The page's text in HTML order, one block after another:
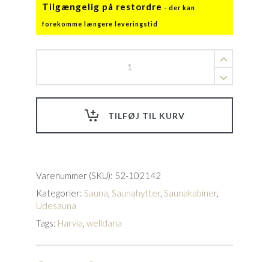
Tilgængelig på restordre
Klar
Virta
10.8kW
ovn
quantity
TILFØJ TIL KURV
Varenummer (SKU): 52-102142
Kategorier: Sauna Saunahytter, Saunakabiner,
Udesauna
Tags: Harvia welldana